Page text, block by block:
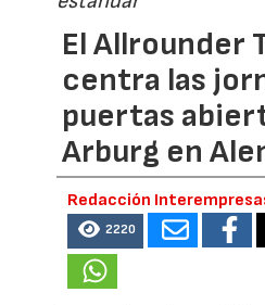
El Allrounder
centra las
puertas
Arburg en
Redacción
2220